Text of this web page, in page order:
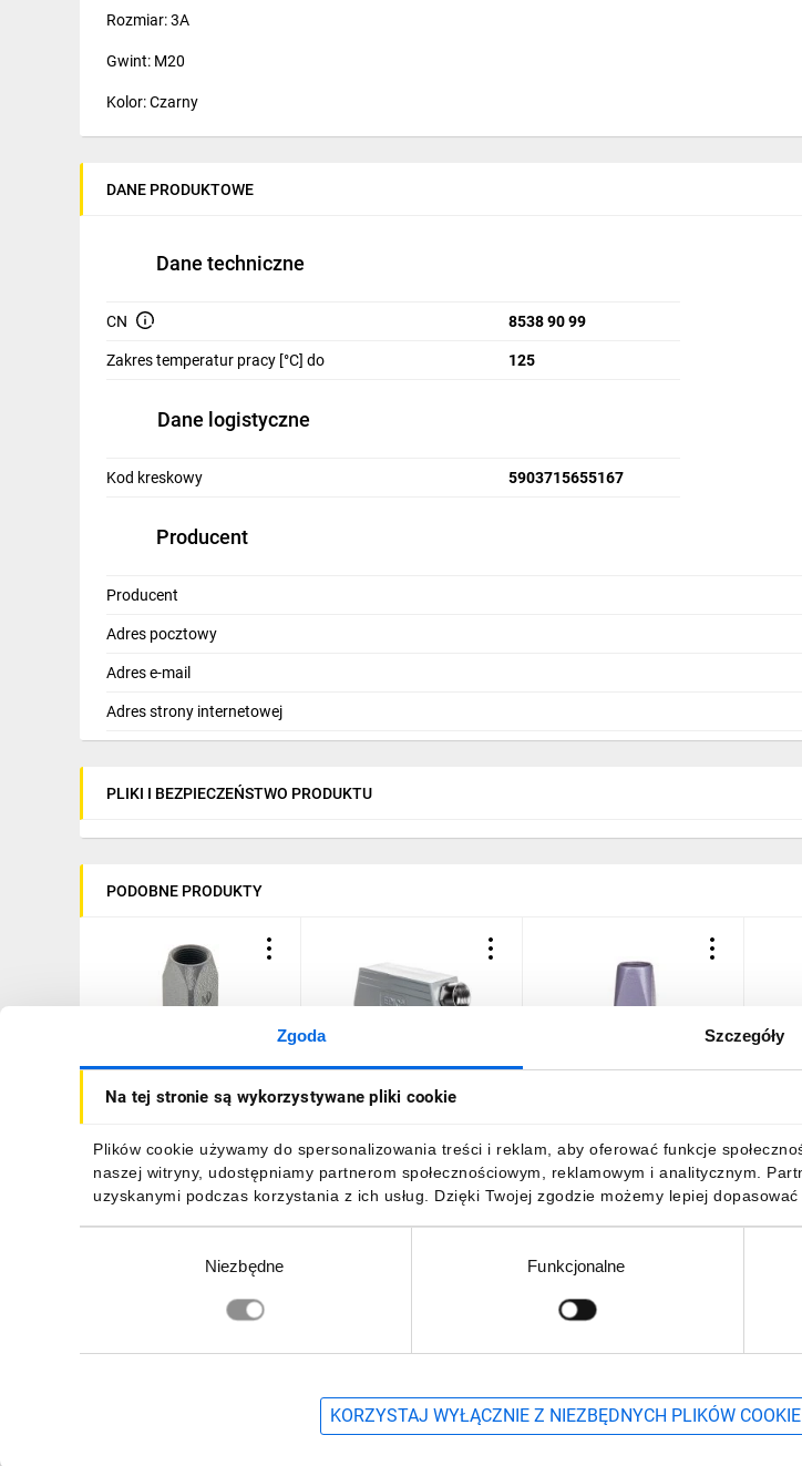
Zgoda Szczegóły
Na tej stronie są wykorzystywane pliki cookie
Plików cookie używamy do spersonalizowania treści i reklam, aby oferować funkcje
naszej witryny, udostępniamy partnerom społecznościowym, reklamowym i analitycznym.
uzyskanymi podczas korzystania z ich usług. Dzięki Twojej zgodzie możemy lepiej
Niezbędne Funkcjonalne
KORZYSTAJ WYŁĄCZNIE Z NIEZBĘDNYCH PLIKÓW COOKIE
Elektromobilność
Rozmiar: 3A
Gwint: M20
Kolor: Czarny
DANE PRODUKTOWE
Dane techniczne
CN 8538 90 99
Zakres temperatur pracy [°C] do 125
Dane logistyczne
Kod kreskowy 5903715655167
Producent
Producent
Adres pocztowy
Adres e-mail
Adres strony internetowej
PLIKI I BEZPIECZEŃSTWO PRODUKTU
PODOBNE PRODUKTY
Obudowa wtyczki
metalowa prosta M20
26,88 złbrutto
Obudowa wtyczki kątowa
M25 IP65 EPIC H-B 24 TS
50,52 zł brutto 14,67 zł brutto
Zapisz się, aby otrzymać informacje o nowościach, promocjach i wyprzedażach